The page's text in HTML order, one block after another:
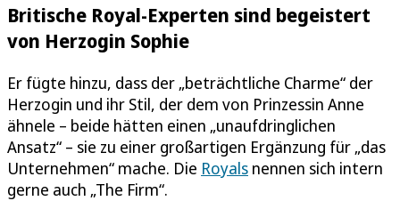
Britische Royal-Experten sind begeistert
von Herzogin Sophie
Er fügte hinzu, dass der „beträchtliche Charme“ der
Herzogin und ihr Stil, der dem von Prinzessin Anne
ähnele – beide hätten einen „unaufdringlichen
Ansatz“ – sie zu einer großartigen Ergänzung für „das
Unternehmen“ mache. Die Royals nennen sich intern
gerne auch „The Firm“.